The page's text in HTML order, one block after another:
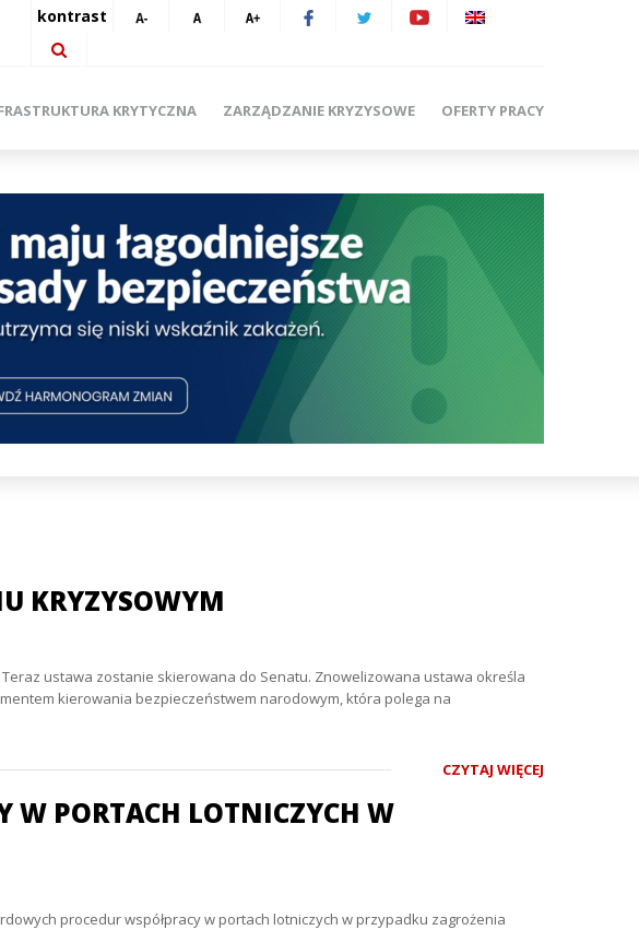
kontrast
KRYTYCZNA ZARZĄDZANIE KRYZYSOWE OFERTY PRACY
KRYZYSOWYM
Teraz ustawa zostanie skierowana do Senatu. Znowelizowana ustawa określa
kierowania bezpieczeństwem narodowym, która polega na
CZYTAJ WIĘCEJ
W PORTACH LOTNICZYCH W
procedur współpracy w portach lotniczych w przypadku zagrożenia